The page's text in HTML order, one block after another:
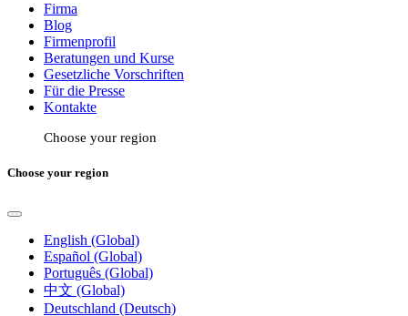
Firma
Blog
Firmenprofil
Beratungen und Kurse
Gesetzliche Vorschriften
Für die Presse
Kontakte
Choose your region
Choose your region
English (Global)
Español (Global)
Português (Global)
中文 (Global)
Deutschland (Deutsch)